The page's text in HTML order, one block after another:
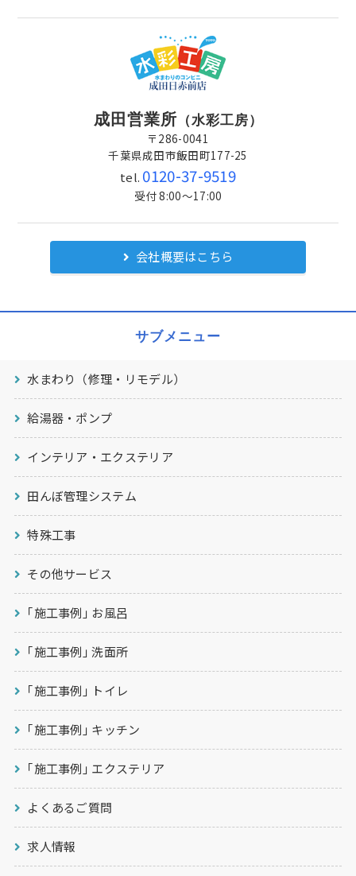
成田営業所 （水彩工房）
〒286-0041
千葉県成田市飯田町177-25
tel. 0120-37-9519
受付 8:00～17:00
会社概要はこちら
サブメニュー
水まわり（修理・リモデル）
給湯器・ポンプ
インテリア・エクステリア
田んぼ管理システム
特殊工事
その他サービス
｢施工事例｣ お風呂
｢施工事例｣ 洗面所
｢施工事例｣ トイレ
｢施工事例｣ キッチン
｢施工事例｣ エクステリア
よくあるご質問
求人情報